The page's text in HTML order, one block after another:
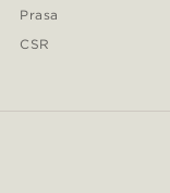
Prasa
CSR